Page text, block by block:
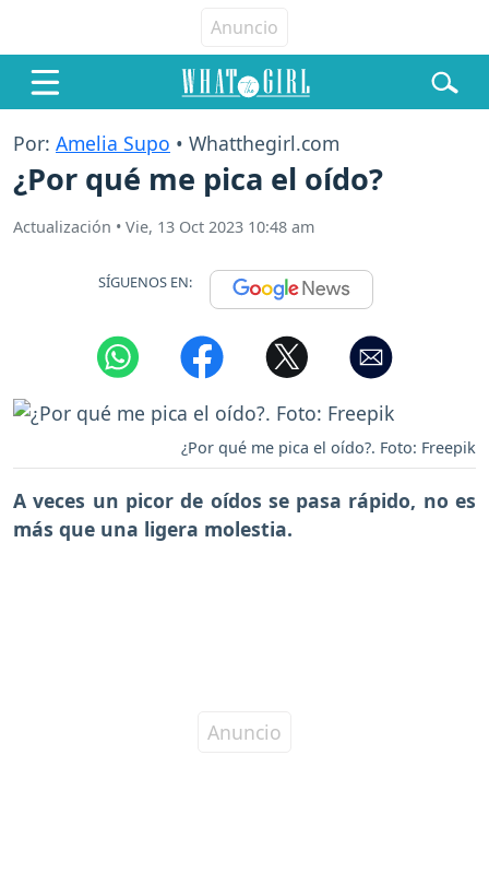
Por: Amelia Supo • Whatthegirl.com
¿Por qué me pica el oído?
Actualización • Vie, 13 Oct 2023 10:48 am
SÍGUENOS EN:
¿Por qué me pica el oído?. Foto: Freepik
A veces un picor de oídos se pasa rápido, no es
más que una ligera molestia.